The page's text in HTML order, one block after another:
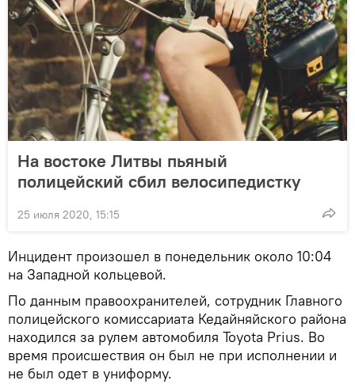
На востоке Литвы пьяный
полицейский сбил велосипедистку
25 июля 2020, 15:15
Инцидент произошел в понедельник около 10:04
на Западной кольцевой.
По данным правоохранителей, сотрудник Главного
полицейского комиссариата Кедайняйского района
находился за рулем автомобиля Toyota Prius. Во
время происшествия он был не при исполнении и
не был одет в униформу.